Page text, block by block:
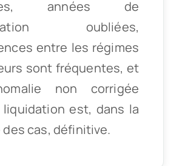
années de
oubliées,
entre les régimes
sont fréquentes, et
non corrigée
liquidation est, dans la
cas, définitive.